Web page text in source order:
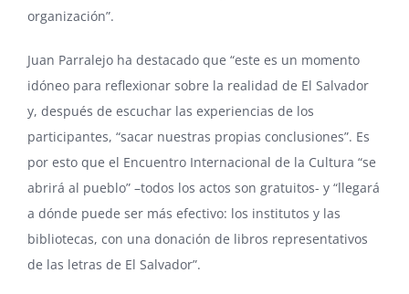
organización”.
Juan Parralejo ha destacado que “este es un momento
idóneo para reflexionar sobre la realidad de El Salvador
y, después de escuchar las experiencias de los
participantes, “sacar nuestras propias conclusiones”. Es
por esto que el Encuentro Internacional de la Cultura “se
abrirá al pueblo” –todos los actos son gratuitos- y “llegará
a dónde puede ser más efectivo: los institutos y las
bibliotecas, con una donación de libros representativos
de las letras de El Salvador”.